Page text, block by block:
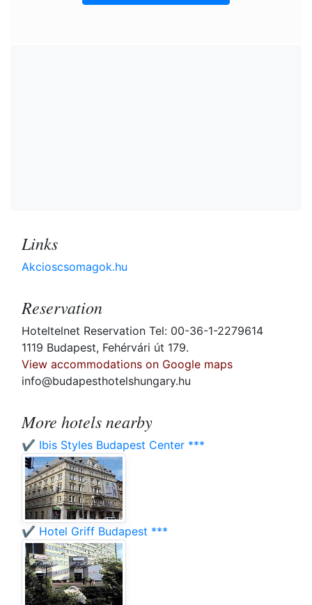
Links
Akcioscsomagok.hu
Reservation
Hoteltelnet Reservation Tel: 00-36-1-2279614
1119 Budapest, Fehérvári út 179.
View accommodations on Google maps
info@budapesthotelshungary.hu
More hotels nearby
✔️ Ibis Styles Budapest Center ***
✔️ Hotel Griff Budapest ***